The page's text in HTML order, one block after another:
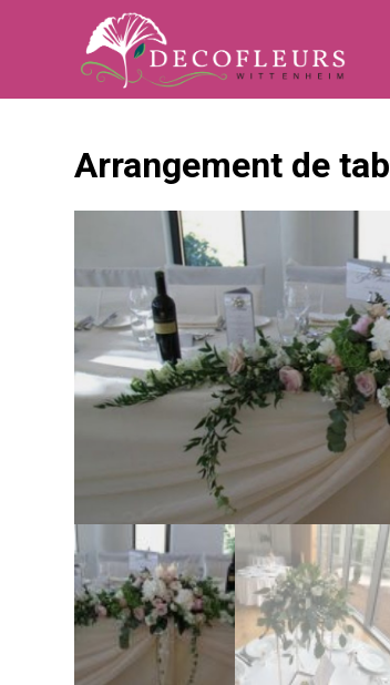
Arrangement de